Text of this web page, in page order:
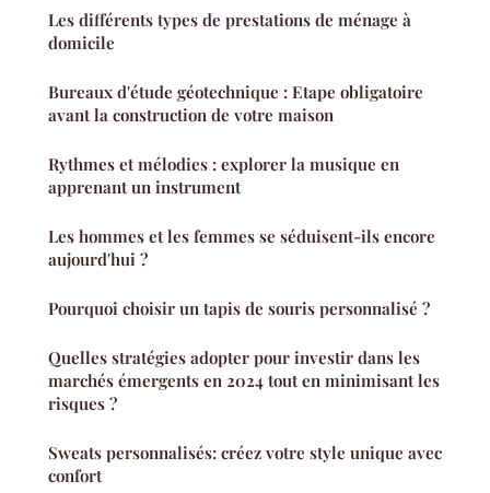
Les différents types de prestations de ménage à
domicile
Bureaux d'étude géotechnique : Etape obligatoire
avant la construction de votre maison
Rythmes et mélodies : explorer la musique en
apprenant un instrument
Les hommes et les femmes se séduisent-ils encore
aujourd'hui ?
Pourquoi choisir un tapis de souris personnalisé ?
Quelles stratégies adopter pour investir dans les
marchés émergents en 2024 tout en minimisant les
risques ?
Sweats personnalisés: créez votre style unique avec
confort